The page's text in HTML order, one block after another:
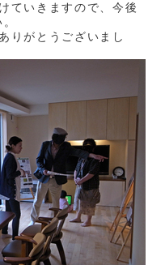
ていきますので、今後
りがとうございまし